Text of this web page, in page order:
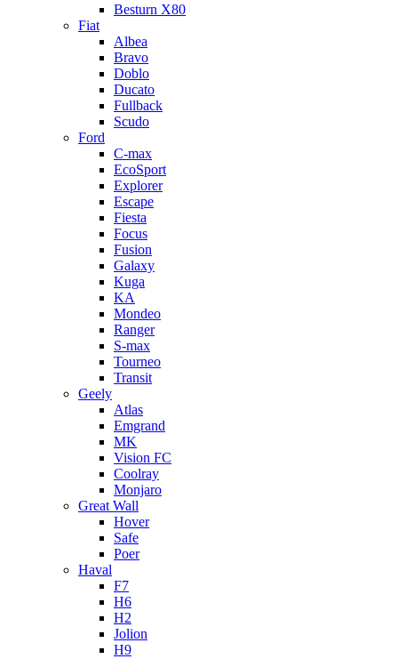
Besturn Х80
Fiat
Albea
Bravo
Doblo
Ducato
Fullback
Scudo
Ford
C-max
EcoSport
Explorer
Escape
Fiesta
Focus
Fusion
Galaxy
Kuga
KA
Mondeo
Ranger
S-max
Tourneo
Transit
Geely
Atlas
Emgrand
MK
Vision FC
Coolray
Monjaro
Great Wall
Hover
Safe
Poer
Haval
F7
H6
H2
Jolion
H9